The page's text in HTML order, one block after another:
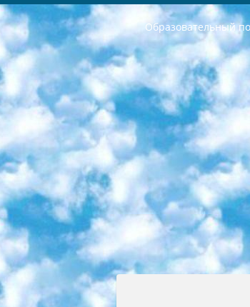
Образовательный
РЕСПУБЛИКА УЗБЕКИСТАН МИНИСТРЕРСТВО ДОШКОЛЬНОГО И ШКОЛЬНОГО ОБРАЗОВАНИЯ КОМАНДА в общеобразовательных учреждениях в 2023-2024 учебном году организация и проведение итоговой государственной аттестации обучающихся о Министра дошкольного и школьного образования Республики Узбекистан от 4 марта 2008 года (постановлением Минюста от 20 марта 2008 года № 1778 государственной регистрации) «Итоговое состояние учащихся общего среднего образования на основании положения об утверждении положения об аттестации общего среднего образования выпускной экзамен студентов в образовательных учреждениях в 2023-2024 учебном году В целях организации и прохождения аттестации приказываю: 1. Следующее: перечень предметов, по которым будет проводиться итоговая государственная аттестация и экзамен формы перевода согласно приложению 1; сертификаты международного образца, оценивающие уровень владения иностранными языками перечень согласно приложению 2; 2. Педагогический при специализированных образовательных учреждениях. научно-практический центр квалификации и международной оценки (Д.Давидова) 2024 г. До 25 марта: задания по предметам, по которым будет проводиться итоговая аттестация разработка и утверждение технических условий; итоговая аттестация на основании разработанного предметного задания разработка вопросов по предметам (устно и письменно), экзамен передача; общеобразовательные средние школы и специальные учебные заведения учащиеся выпускных классов школ и интернатов в